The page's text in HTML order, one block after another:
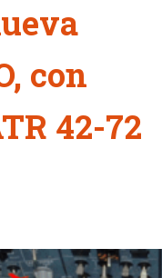
con
42-72